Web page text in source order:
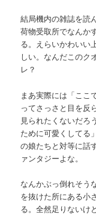
結局機内の雑誌を読
荷物受取所でなんか
る。えらいかわいい
しい。なんだこのク
レ？
まあ実際には「ここ
ってさっさと目を反
見られたくないだろ
ために可愛くしてる
の娘たちと対等に話
ァンタジーよな。
なんかぶっ倒れそう
を抜けた所にある小
る。全然足りないけ